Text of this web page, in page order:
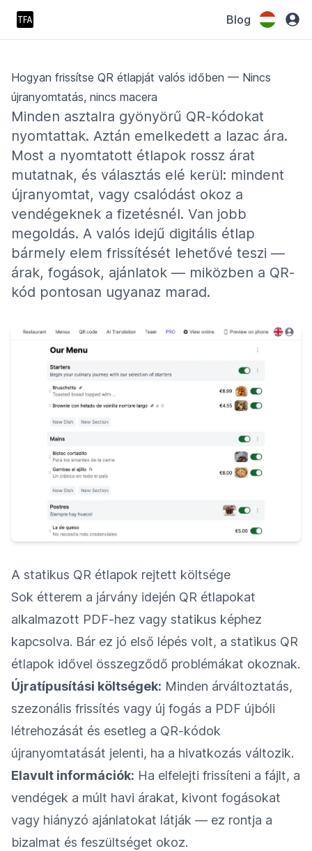
Blog
Hogyan frissítse QR étlapját valós időben — Nincs
újranyomtatás, nincs macera
Minden asztalra gyönyörű QR-kódokat
nyomtattak. Aztán emelkedett a lazac ára.
Most a nyomtatott étlapok rossz árat
mutatnak, és választás elé kerül: mindent
újranyomtat, vagy csalódást okoz a
vendégeknek a fizetésnél. Van jobb
megoldás. A valós idejű digitális étlap
bármely elem frissítését lehetővé teszi —
árak, fogások, ajánlatok — miközben a QR-
kód pontosan ugyanaz marad.
A statikus QR étlapok rejtett költsége
Sok étterem a járvány idején QR étlapokat
alkalmazott PDF-hez vagy statikus képhez
kapcsolva. Bár ez jó első lépés volt, a statikus QR
étlapok idővel összegződő problémákat okoznak.
Újratípusítási költségek: Minden árváltoztatás,
szezonális frissítés vagy új fogás a PDF újbóli
létrehozását és esetleg a QR-kódok
újranyomtatását jelenti, ha a hivatkozás változik.
Elavult információk: Ha elfelejti frissíteni a fájlt, a
vendégek a múlt havi árakat, kivont fogásokat
vagy hiányzó ajánlatokat látják — ez rontja a
bizalmat és feszültséget okoz.